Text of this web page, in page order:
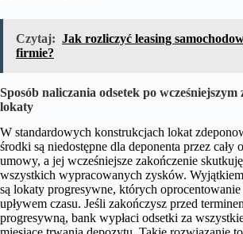
Czytaj: Jak rozliczyć leasing
firmie?
Sposób naliczania odsetek po wcześniejszym
lokaty
W standardowych konstrukcjach lokat
środki są niedostępne dla deponenta przez cały
umowy, a jej wcześniejsze zakończenie
wszystkich wypracowanych zysków.
są lokaty progresywne, których
upływem czasu. Jeśli zakończysz przed
progresywną, bank wypłaci odsetki za